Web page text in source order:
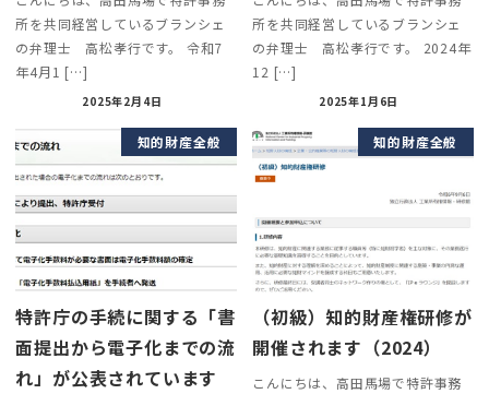
所を共同経営しているブランシェ
の弁理士 高松孝行です。 令和7
年4月1 […]
2025年2月4日
所を共同経営しているブランシェ
の弁理士 高松孝行です。 2024年
12 […]
2025年1月6日
知的財産全般
特許庁の手続に関する「書
面提出から電子化までの流
れ」が公表されています
知的財産全般
（初級）知的財産権研修が
開催されます（2024）
こんにちは、高田馬場で特許事務